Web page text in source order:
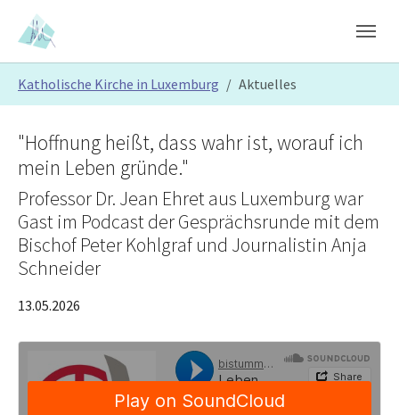
Skip to main content
Skip to page footer
Katholische Kirche in Luxemburg Aktuelles
"Hoffnung heißt, dass wahr ist, worauf ich
mein Leben gründe."
Professor Dr. Jean Ehret aus Luxemburg war
Gast im Podcast der Gesprächsrunde mit dem
Bischof Peter Kohlgraf und Journalistin Anja
Schneider
13.05.2026